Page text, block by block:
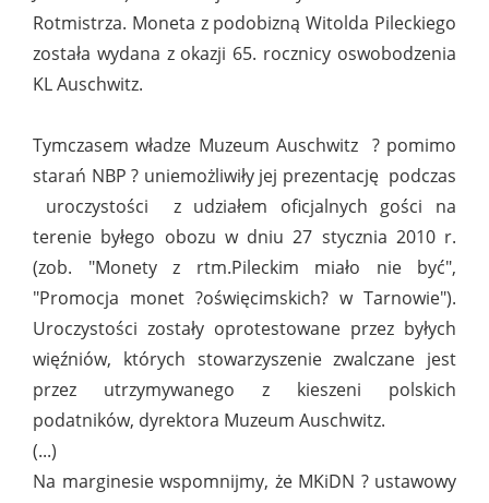
Rotmistrza. Moneta z podobizną Witolda Pileckiego
została wydana z okazji 65. rocznicy oswobodzenia
KL Auschwitz.
Tymczasem władze Muzeum Auschwitz ? pomimo
starań NBP ? uniemożliwiły jej prezentację podczas
uroczystości z udziałem oficjalnych gości na
terenie byłego obozu w dniu 27 stycznia 2010 r.
(zob. "Monety z rtm.Pileckim miało nie być",
"Promocja monet ?oświęcimskich? w Tarnowie").
Uroczystości zostały oprotestowane przez byłych
więźniów, których stowarzyszenie zwalczane jest
przez utrzymywanego z kieszeni polskich
podatników, dyrektora Muzeum Auschwitz.
(...)
Na marginesie wspomnijmy, że MKiDN ? ustawowy